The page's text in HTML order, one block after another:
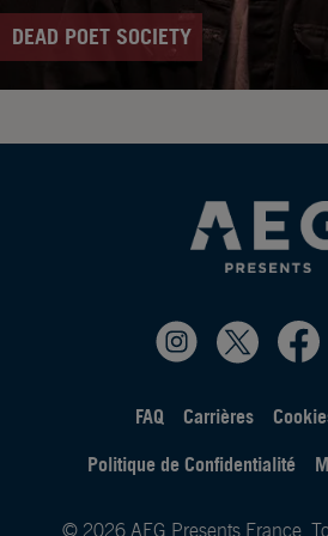
DEAD POET SOCIETY
FAQ Carrières
Politique de Confidentialité
© 2026 AEG Presents France.